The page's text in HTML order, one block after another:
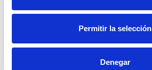
Permitir la selección
Denegar
Accesorios recomendados